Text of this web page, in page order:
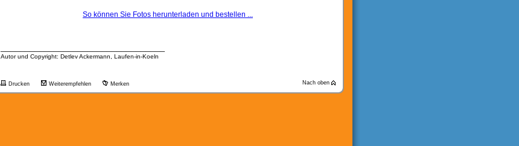
So können Sie Fotos herunterladen und bestellen ...
Autor und Copyright: Detlev Ackermann, Laufen-in-Koeln
Drucken Weiterempfehlen Merken Nach oben